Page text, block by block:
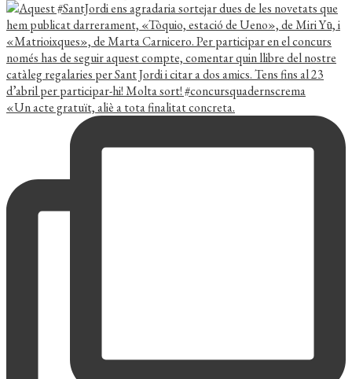
«Un acte gratuït, aliè a tota finalitat concreta.